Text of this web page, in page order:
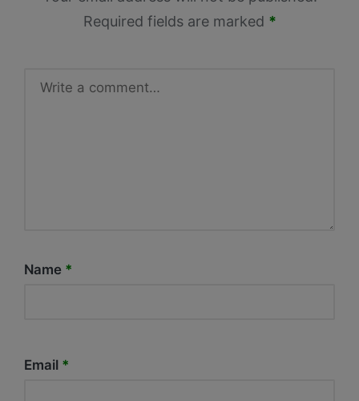
Required fields are marked *
Name *
Email *